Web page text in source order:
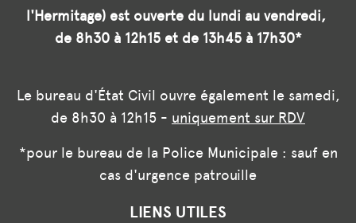
l'Hermitage) est ouverte du lundi au vendredi,
de 8h30 à 12h15 et de 13h45 à 17h30*
Le bureau d'État Civil ouvre également le samedi,
de 8h30 à 12h15 - uniquement sur RDV
*pour le bureau de la Police Municipale : sauf en
cas d'urgence patrouille
LIENS UTILES